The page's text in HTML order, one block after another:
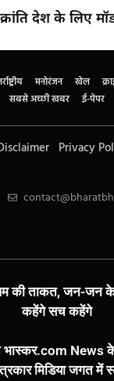
देश के लिए
मनोरंजन खेल
सबसे अच्छी खबर
ई-पेपर
Privacy
की ताकत, जन-जन के
कहेंगे सच कहेंगे
भास्कर.com News
मिडिया जगत में